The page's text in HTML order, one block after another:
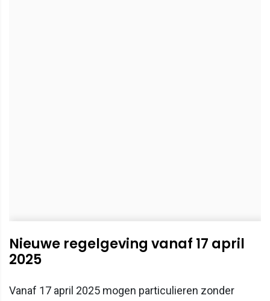
Nieuwe regelgeving vanaf 17 april
2025
Vanaf 17 april 2025 mogen particulieren zonder